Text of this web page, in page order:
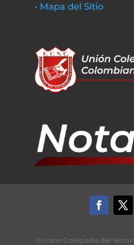
• Mapa del Sitio
©Unión Colegiada del